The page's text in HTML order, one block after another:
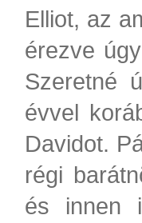
Elliot, az
érezve
Szeretné
évvel
Davidot.
régi
és innen